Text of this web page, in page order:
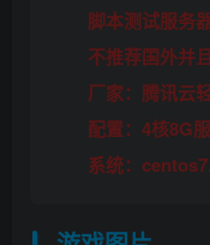
脚本测试服务
不推荐国外并
厂家：腾讯云
配置：4核8G
系统：